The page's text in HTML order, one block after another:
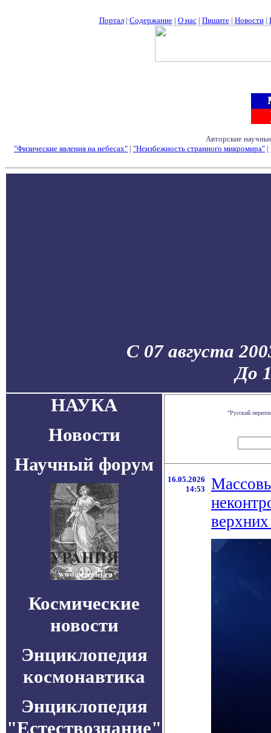
Портал| Содержание| О нас| Пишите| Новости|
Авторские
"Физические явления на небесах" | "Неизбежность странного микромира" |
С 07 августа
До
НАУКА
Новости
Научный форум
Космические
новости
Энциклопедия
космонавтика
Энциклопедия
"Естествознание"
"Русский
16.05.2026
14:53